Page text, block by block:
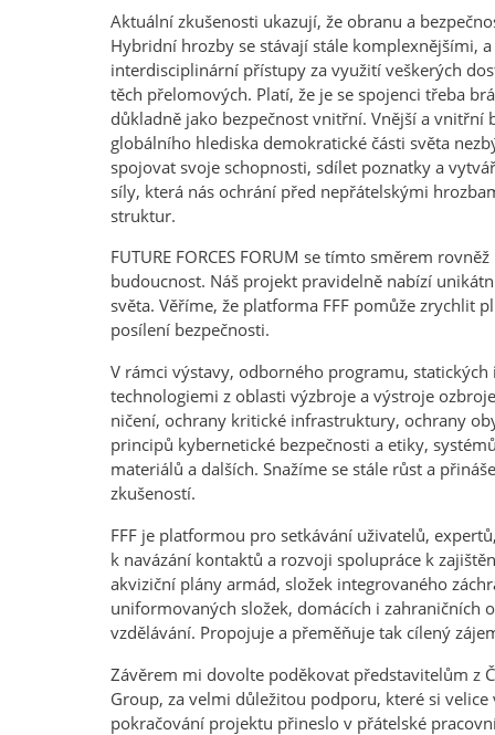
Aktuální zkušenosti ukazují, že obranu a
Hybridní hrozby se stávají stále komplexnějšími,
interdisciplinární přístupy za využití veškerých
těch přelomových. Platí, že je se spojenci třeba
důkladně jako bezpečnost vnitřní. Vnější a vnitřní
globálního hlediska demokratické části světa
spojovat svoje schopnosti, sdílet poznatky a
síly, která nás ochrání před nepřátelskými
struktur.
FUTURE FORCES FORUM se tímto směrem
budoucnost. Náš projekt pravidelně nabízí
světa. Věříme, že platforma FFF pomůže zrychlit
posílení bezpečnosti.
V rámci výstavy, odborného programu,
technologiemi z oblasti výzbroje a výstroje
ničení, ochrany kritické infrastruktury, ochrany
principů kybernetické bezpečnosti a etiky,
materiálů a dalších. Snažíme se stále růst a
zkušeností.
FFF je platformou pro setkávání uživatelů,
k navázání kontaktů a rozvoji spolupráce k
akviziční plány armád, složek integrovaného
uniformovaných složek, domácích i zahraničních
vzdělávání. Propojuje a přeměňuje tak cílený
Závěrem mi dovolte poděkovat představitelům z
Group, za velmi důležitou podporu, které si
pokračování projektu přineslo v přátelské